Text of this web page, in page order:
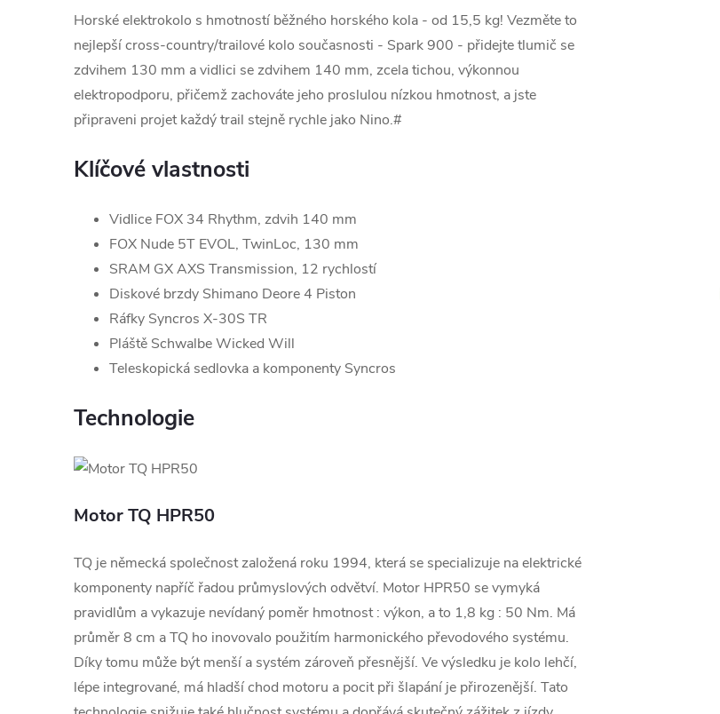
Horské elektrokolo s hmotností běžného horského kola - od 15,5 kg! Vezměte to
nejlepší cross-country/trailové kolo současnosti - Spark 900 - přidejte tlumič se
zdvihem 130 mm a vidlici se zdvihem 140 mm, zcela tichou, výkonnou
elektropodporu, přičemž zachováte jeho proslulou nízkou hmotnost, a jste
připraveni projet každý trail stejně rychle jako Nino.#
Klíčové vlastnosti
Vidlice FOX 34 Rhythm, zdvih 140 mm
FOX Nude 5T EVOL, TwinLoc, 130 mm
SRAM GX AXS Transmission, 12 rychlostí
Diskové brzdy Shimano Deore 4 Piston
Ráfky Syncros X-30S TR
Pláště Schwalbe Wicked Will
Teleskopická sedlovka a komponenty Syncros
Technologie
Motor TQ HPR50
TQ je německá společnost založená roku 1994, která se specializuje na elektrické
komponenty napříč řadou průmyslových odvětví. Motor HPR50 se vymyká
pravidlům a vykazuje nevídaný poměr hmotnost : výkon, a to 1,8 kg : 50 Nm. Má
průměr 8 cm a TQ ho inovovalo použitím harmonického převodového systému.
Díky tomu může být menší a systém zároveň přesnější. Ve výsledku je kolo lehčí,
lépe integrované, má hladší chod motoru a pocit při šlapání je přirozenější. Tato